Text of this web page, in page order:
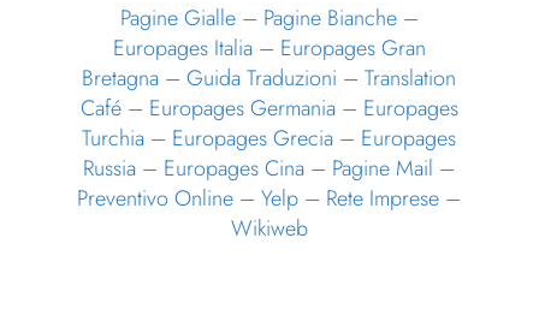
Pagine Gialle– Pagine Bianche–
Europages Italia– Europages Gran
Bretagna –Guida Traduzioni –Translation
Café– Europages Germania– Europages
Turchia – Europages Grecia – Europages
Russia – Europages Cina – Pagine Mail –
Preventivo Online –Yelp – Rete Imprese –
Wikiweb